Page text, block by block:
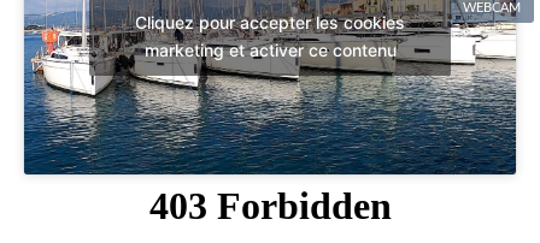
Cliquez pour accepter les cookies
marketing et activer ce contenu
WEBCAM